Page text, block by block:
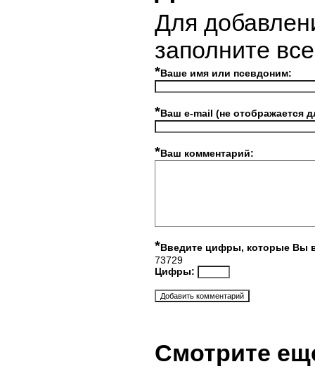
Для
заполните
*Ваше имя или псевдоним:
*Ваш e-mail (не отображается
*Ваш комментарий:
*Введите цифры, которые Вы
73729
Цифры:
Смотрите